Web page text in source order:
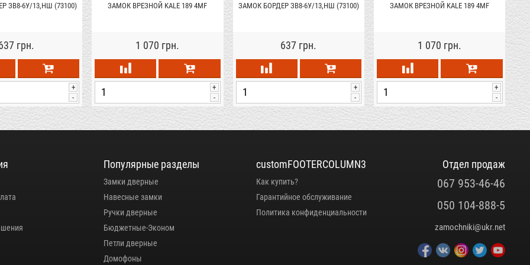
ЗВ8-6У/13,НШ (73100)
грн.
-
+
ЗАМОК ВРЕЗНОЙ KALE 189 4MF
1 070 грн.
-
+
ЗАМОК БОРДЕР ЗВ8-6У/13,НШ (73100)
637 грн.
-
+
ЗАМОК ВРЕЗНОЙ KALE 189 4MF
1 070 грн.
-
+
Популярные разделы
Замки дверные
Навесные замки
Ручки дверные
Бюджетные-Эконом
Петли дверные
Домофоны
customFOOTERCOLUMN3
Как купить?
Гарантийное обслуживание
Политика конфиденциальности
Отдел продаж
067 953-46-46
050 104-888-5
zamochniki@ukr.net